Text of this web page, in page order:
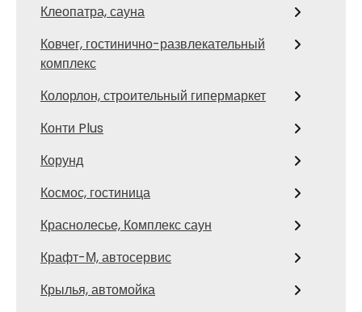
Клеопатра, сауна
Ковчег, гостинично-развлекательный
комплекс
Колорлон, строительный гипермаркет
Конти Plus
Корунд
Космос, гостиница
Краснолесье, Комплекс саун
Крафт-М, автосервис
Крылья, автомойка